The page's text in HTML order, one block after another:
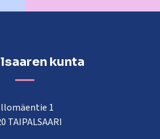
kunta
1
TAIPALSAARI